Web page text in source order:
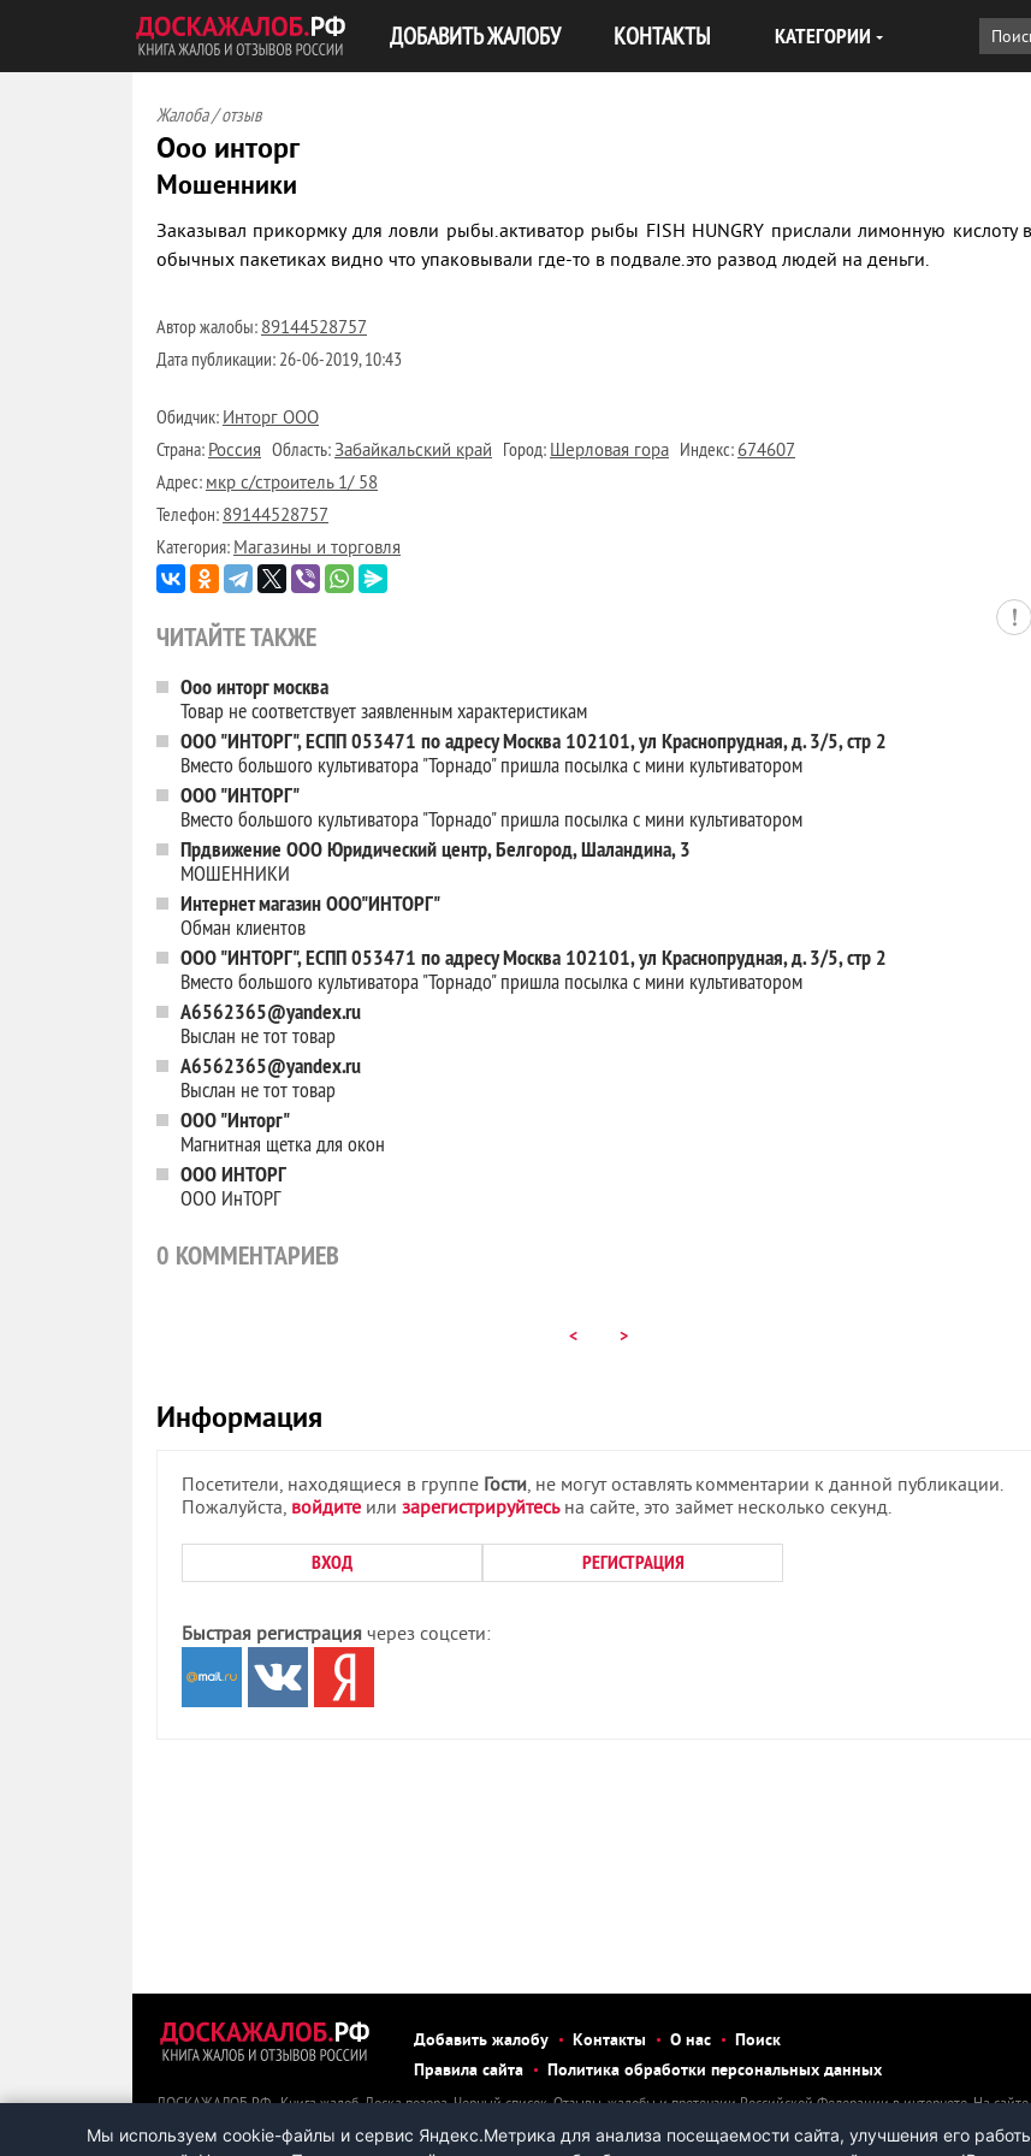
ДОБАВИТЬ ЖАЛОБУ КОНТАКТЫ КАТЕГОРИИ
Жалоба / отзыв
Ооо инторг
Мошенники
Заказывал прикормку для ловли рыбы.активатор рыбы FISH HUNGRY прислали лимонную кислоту в
обычных пакетиках видно что упаковывали где-то в подвале.это развод людей на деньги.
Автор жалобы:89144528757
Дата публикации: 26-06-2019, 10:43
Обидчик:Инторг ООО
Страна:Россия Область:Забайкальский край Город:Шерловая гора Индекс:674607
Адрес:мкр с/строитель 1/ 58
Телефон:89144528757
Категория:Магазины и торговля
ЧИТАЙТЕ ТАКЖЕ
Ооо инторг москва
Товар не соответствует заявленным характеристикам
ООО "ИНТОРГ", ЕСПП 053471 по адресу Москва 102101, ул Краснопрудная, д. 3/5, стр 2
Вместо большого культиватора "Торнадо" пришла посылка с мини культиватором
ООО "ИНТОРГ"
Вместо большого культиватора "Торнадо" пришла посылка с мини культиватором
Прдвижение ООО Юридический центр, Белгород, Шаландина, 3
МОШЕННИКИ
Интернет магазин ООО"ИНТОРГ"
Обман клиентов
ООО "ИНТОРГ", ЕСПП 053471 по адресу Москва 102101, ул Краснопрудная, д. 3/5, стр 2
Вместо большого культиватора "Торнадо" пришла посылка с мини культиватором
A6562365@yandex.ru
Выслан не тот товар
A6562365@yandex.ru
Выслан не тот товар
ООО "Инторг"
Магнитная щетка для окон
ООО ИНТОРГ
ООО ИнТОРГ
0 КОММЕНТАРИЕВ
< >
Информация
Посетители, находящиеся в группе Гости, не могут оставлять комментарии к данной публикации.
Пожалуйста, войдите или зарегистрируйтесьна сайте, это займет несколько секунд.
ВХОД РЕГИСТРАЦИЯ
Быстрая регистрация через соцсети:
Добавить жалобу Контакты О нас
Поиск
Правила сайта
Политика обработки персональных данных
ДОСКАЖАЛОБ.РФ - Книга жалоб. Доска позора. Черный список. Отзывы, жалобы и претензии Российской Федерации в интернете. На сайте
или компанию, действиями которой Вы остались недовольны.
Мы используем cookie-файлы и сервис Яндекс.Метрика для анализа посещаемости сайта, улучшения его